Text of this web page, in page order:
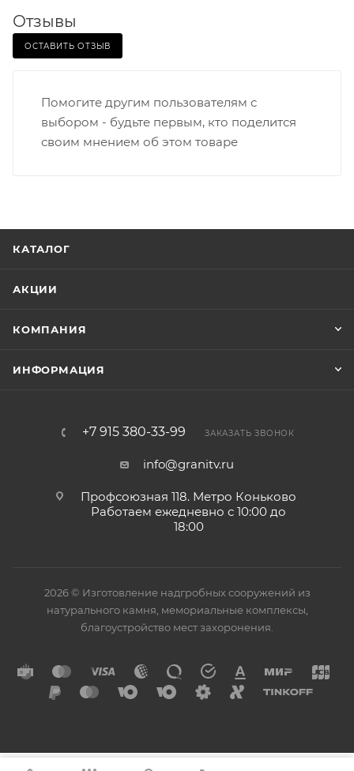
Отзывы
ОСТАВИТЬ ОТЗЫВ
Помогите другим пользователям с
выбором - будьте первым, кто поделится
своим мнением об этом товаре
КАТАЛОГ
АКЦИИ
КОМПАНИЯ
ИНФОРМАЦИЯ
+7 915 380-33-99 ЗАКАЗАТЬ ЗВОНОК
info@granitv.ru
Профсоюзная 118. Метро Коньково
Работаем ежедневно с 10:00 до
18:00
2026 © Изготовление надгробных сооружений из
натурального камня, мемориальные комплексы,
благоустройство мест захоронения.